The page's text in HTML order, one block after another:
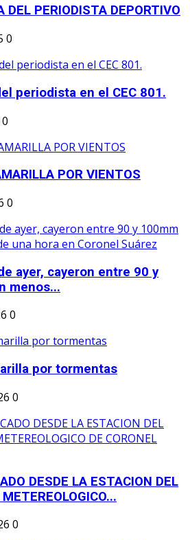
DEL PERIODISTA DEPORTIVO
0
periodista en el CEC 801.
0
POR VIENTOS
0
ayer, cayeron entre 90 y
menos...
0
por tormentas
0
DESDE LA ESTACION DEL
0